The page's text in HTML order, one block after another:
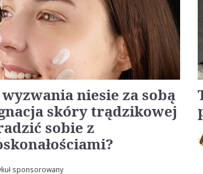
niesie za sobą
skóry trądzikowej
sobie z
sponsorowany